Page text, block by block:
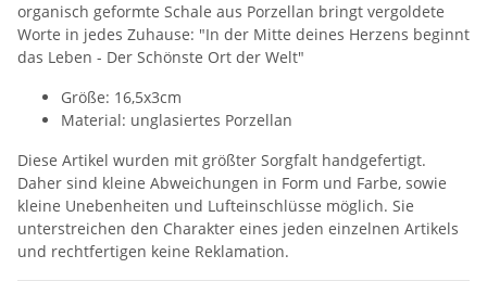
organisch geformte Schale aus Porzellan bringt vergoldete
Worte in jedes Zuhause: "In der Mitte deines Herzens beginnt
das Leben - Der Schönste Ort der Welt"
Größe: 16,5x3cm
Material: unglasiertes Porzellan
Diese Artikel wurden mit größter Sorgfalt handgefertigt.
Daher sind kleine Abweichungen in Form und Farbe, sowie
kleine Unebenheiten und Lufteinschlüsse möglich. Sie
unterstreichen den Charakter eines jeden einzelnen Artikels
und rechtfertigen keine Reklamation.